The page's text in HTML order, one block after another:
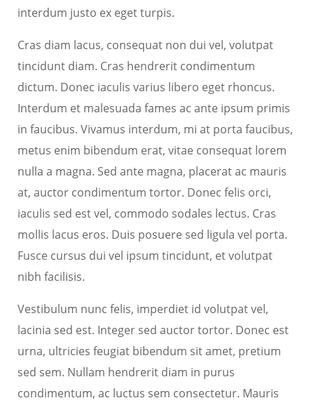
interdum justo ex eget turpis.
Cras diam lacus, consequat non dui vel, volutpat
tincidunt diam. Cras hendrerit condimentum
dictum. Donec iaculis varius libero eget rhoncus.
Interdum et malesuada fames ac ante ipsum primis
in faucibus. Vivamus interdum, mi at porta faucibus,
metus enim bibendum erat, vitae consequat lorem
nulla a magna. Sed ante magna, placerat ac mauris
at, auctor condimentum tortor. Donec felis orci,
iaculis sed est vel, commodo sodales lectus. Cras
mollis lacus eros. Duis posuere sed ligula vel porta.
Fusce cursus dui vel ipsum tincidunt, et volutpat
nibh facilisis.
Vestibulum nunc felis, imperdiet id volutpat vel,
lacinia sed est. Integer sed auctor tortor. Donec est
urna, ultricies feugiat bibendum sit amet, pretium
sed sem. Nullam hendrerit diam in purus
condimentum, ac luctus sem consectetur. Mauris